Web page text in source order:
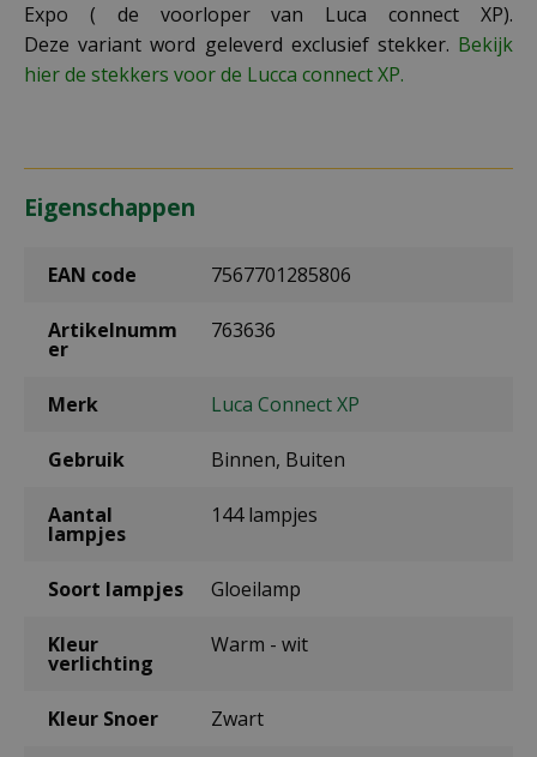
Expo ( de voorloper van Luca connect XP).
Deze variant word geleverd exclusief stekker. Bekijk
hier de stekkers voor de Lucca connect XP.
Eigenschappen
EAN code 7567701285806
Artikelnumm
er
763636
Merk Luca Connect XP
Gebruik Binnen, Buiten
Aantal
lampjes
144 lampjes
Soort lampjes Gloeilamp
Kleur
verlichting
Warm - wit
Kleur Snoer Zwart